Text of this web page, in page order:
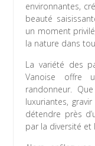
environnantes,
beauté
un moment
la nature dans
La variété des
Vanoise offre
randonneur.
luxuriantes,
détendre près
par la diversité et